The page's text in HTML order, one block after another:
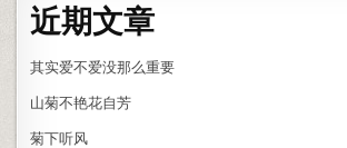
近期文章
其实爱不爱没那么重要
山菊不艳花自芳
菊下听风